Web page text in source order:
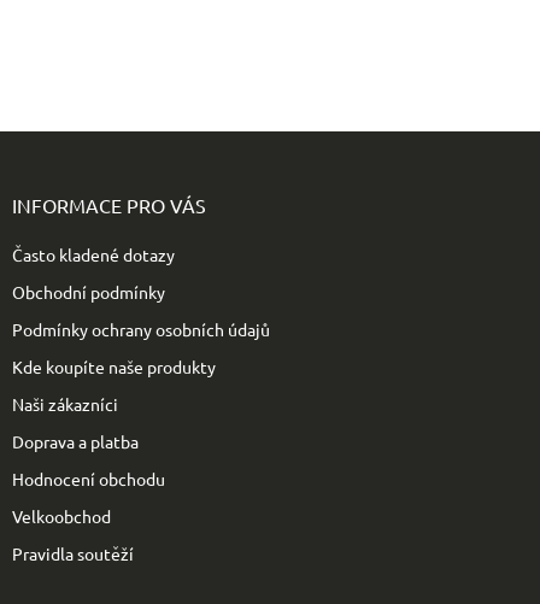
INFORMACE PRO VÁS
Často kladené dotazy
Obchodní podmínky
Podmínky ochrany osobních údajů
Kde koupíte naše produkty
Naši zákazníci
Doprava a platba
Hodnocení obchodu
Velkoobchod
Pravidla soutěží